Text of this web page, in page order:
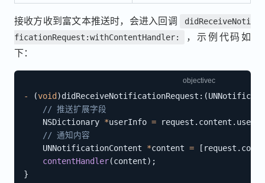
接收方收到富文本推送时，会进入回调
didReceiveNoti
ficationRequest:withContentHandler:
，示例代码如
下：
- (void )didReceiveNotificationRequest : (
// 推送扩展字段
    NSDictionary
*userInfo = request . content .
// 通知内容
    UNNotificationContent
*content = [ request .
contentHandler(content) ;
}